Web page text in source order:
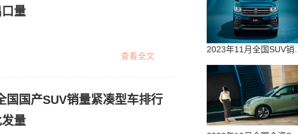
量
查看全文
国国产SUV销量紧凑型车排行
量